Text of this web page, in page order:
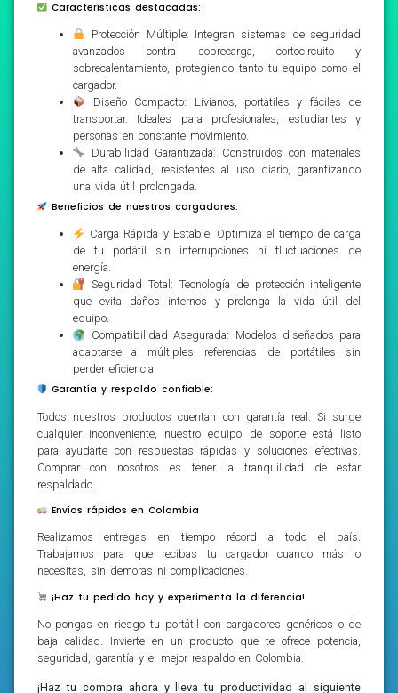
Características destacadas:
Protección Múltiple: Integran sistemas de seguridad
avanzados contra sobrecarga, cortocircuito y
sobrecalentamiento, protegiendo tanto tu equipo como el
cargador.
Diseño Compacto: Livianos, portátiles y fáciles de
transportar. Ideales para profesionales, estudiantes y
personas en constante movimiento.
Durabilidad Garantizada: Construidos con materiales
de alta calidad, resistentes al uso diario, garantizando
una vida útil prolongada.
Beneficios de nuestros cargadores:
Carga Rápida y Estable: Optimiza el tiempo de carga
de tu portátil sin interrupciones ni fluctuaciones de
energía.
Seguridad Total: Tecnología de protección inteligente
que evita daños internos y prolonga la vida útil del
equipo.
Compatibilidad Asegurada: Modelos diseñados para
adaptarse a múltiples referencias de portátiles sin
perder eficiencia.
Garantía y respaldo confiable:
Todos nuestros productos cuentan con garantía real. Si surge
cualquier inconveniente, nuestro equipo de soporte está listo
para ayudarte con respuestas rápidas y soluciones efectivas.
Comprar con nosotros es tener la tranquilidad de estar
respaldado.
Envíos rápidos en Colombia
Realizamos entregas en tiempo récord a todo el país.
Trabajamos para que recibas tu cargador cuando más lo
necesitas, sin demoras ni complicaciones.
¡Haz tu pedido hoy y experimenta la diferencia!
No pongas en riesgo tu portátil con cargadores genéricos o de
baja calidad. Invierte en un producto que te ofrece potencia,
seguridad, garantía y el mejor respaldo en Colombia.
¡Haz tu compra ahora y lleva tu productividad al siguiente